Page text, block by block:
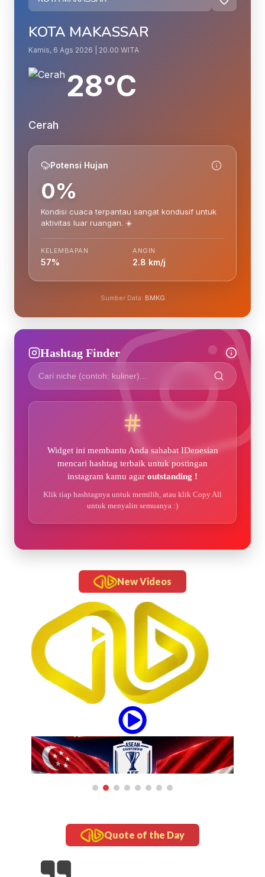
KOTA MAKASSAR
Kamis, 6 Ags 2026 | 20.00 WITA
28°C
Cerah
Potensi Hujan
0%
Kondisi cuaca terpantau sangat kondusif untuk
aktivitas luar ruangan. ☀️
KELEMBAPAN
57%
ANGIN
2.8 km/j
Sumber Data: BMKG
Hashtag Finder
Widget ini membantu Anda sahabat IDenesian
mencari hashtag terbaik untuk postingan
instagram kamu agar outstanding !
Klik tiap hashtagnya untuk memilih, atau klik Copy All
untuk menyalin semuanya :)
New Videos
Quote of the Day